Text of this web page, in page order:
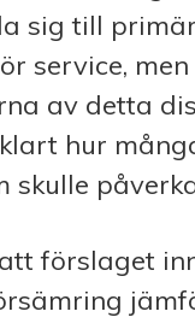
sig till primär
service, men
av detta
hur
skulle
förslaget